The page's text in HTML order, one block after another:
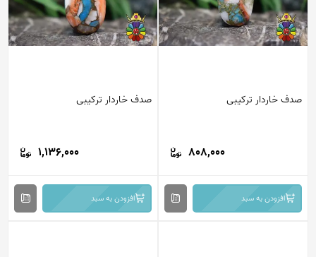
صدف خاردار ترکیبی
808,000
افزودن به سبد
صدف خاردار ترکیبی
1,136,000
افزودن به سبد